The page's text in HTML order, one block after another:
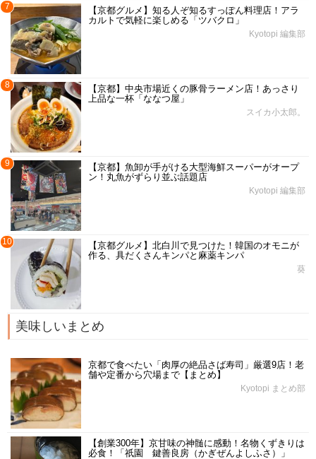
7
【京都グルメ】知る人ぞ知るすっぽん料理店！アラ
カルトで気軽に楽しめる「ツバクロ」
Kyotopi 編集部
8
【京都】中央市場近くの豚骨ラーメン店！あっさり
上品な一杯「ななつ屋」
スイカ小太郎。
9
【京都】魚卸が手がける大型海鮮スーパーがオープ
ン！丸魚がずらり並ぶ話題店
Kyotopi 編集部
10
【京都グルメ】北白川で見つけた！韓国のオモニが
作る、具だくさんキンパと麻薬キンパ
葵
美味しいまとめ
京都で食べたい「肉厚の絶品さば寿司」厳選9店！老
舗や定番から穴場まで【まとめ】
Kyotopi まとめ部
【創業300年】京甘味の神髄に感動！名物くずきりは
必食！「祇園 鍵善良房（かぎぜんよしふさ）」